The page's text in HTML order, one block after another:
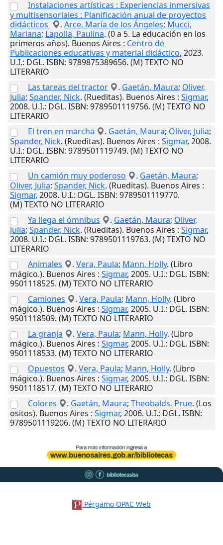
Instalaciones artísticas : Experiencias inmersivas
y multisensoriales : Planificación anual de proyectos
didácticos
. Arce, María de los Ángeles; Mucci,
Mariana; Lapolla, Paulina. (0 a 5. La educación en los
primeros años). Buenos Aires : Centro de
Publicaciones educativas y material didáctico, 2023.
U.I.: DGL. ISBN: 9789875389656. (M) TEXTO NO
LITERARIO
Las tareas del tractor
. Gaetán, Maura; Oliver,
Julia; Spander, Nick. (Rueditas). Buenos Aires : Sigmar,
2008. U.I.: DGL. ISBN: 9789501119756. (M) TEXTO NO
LITERARIO
El tren en marcha
. Gaetán, Maura; Oliver, Julia;
Spander, Nick. (Rueditas). Buenos Aires : Sigmar, 2008.
U.I.: DGL. ISBN: 9789501119749. (M) TEXTO NO
LITERARIO
Un camión muy poderoso
. Gaetán, Maura;
Oliver, Julia; Spander, Nick. (Rueditas). Buenos Aires :
Sigmar, 2008. U.I.: DGL. ISBN: 9789501119770.
(M) TEXTO NO LITERARIO
Ya llega el ómnibus
. Gaetán, Maura; Oliver,
Julia; Spander, Nick. (Rueditas). Buenos Aires : Sigmar,
2008. U.I.: DGL. ISBN: 9789501119763. (M) TEXTO NO
LITERARIO
Animales
. Vera, Paula; Mann, Holly. (Libro
mágico.). Buenos Aires : Sigmar, 2005. U.I.: DGL. ISBN:
9501118525. (M) TEXTO NO LITERARIO
Camiones
. Vera, Paula; Mann, Holly. (Libro
mágico.). Buenos Aires : Sigmar, 2005. U.I.: DGL. ISBN:
9501118509. (M) TEXTO NO LITERARIO
La granja
. Vera, Paula; Mann, Holly. (Libro
mágico.). Buenos Aires : Sigmar, 2005. U.I.: DGL. ISBN:
9501118533. (M) TEXTO NO LITERARIO
Opuestos
. Vera, Paula; Mann, Holly. (Libro
mágico.). Buenos Aires : Sigmar, 2005. U.I.: DGL. ISBN:
9501118517. (M) TEXTO NO LITERARIO
Colores
. Gaetán, Maura; Theobalds, Prue. (Los
ositos). Buenos Aires : Sigmar, 2006. U.I.: DGL. ISBN:
9789501119206. (M) TEXTO NO LITERARIO
Pérgamo OPAC Web